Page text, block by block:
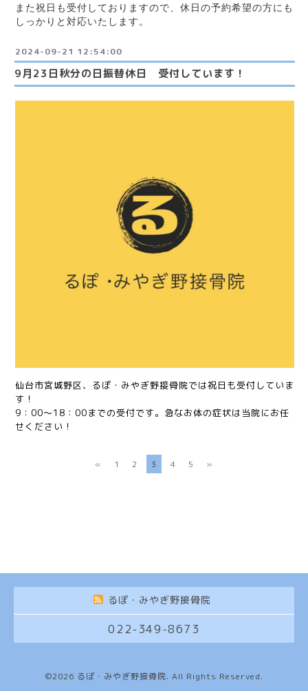
また祝日も受付しておりますので、休日の予約希望の方にも
しっかりと対応いたします。
2024-09-21 12:54:00
9月23日秋分の日振替休日 受付しています！
仙台市宮城野区、るぽ・みやぎ野接骨院では祝日も受付していま
す！
9：00～18：00までの受付です。急なお体の症状は当院にお任
せください！
« 1 2 3 4 5 »
るぽ・みやぎ野接骨院
022-349-8673
©2026 るぽ・みやぎ野接骨院. All Rights Reserved.